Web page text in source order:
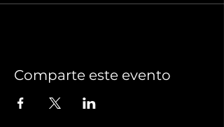
Comparte este evento